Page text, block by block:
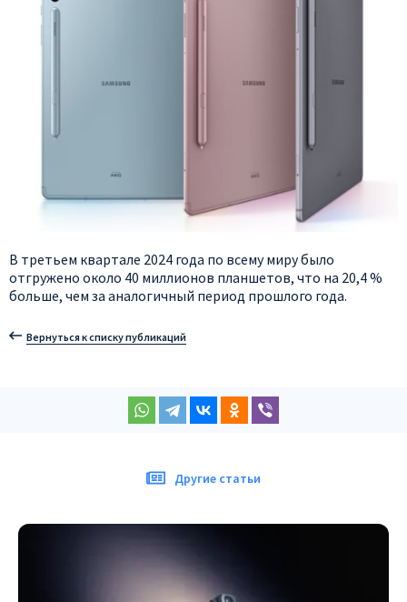
В третьем квартале 2024 года по всему миру было
отгружено около 40 миллионов планшетов, что на 20,4 %
больше, чем за аналогичный период прошлого года.
Вернуться к списку публикаций
Другие статьи